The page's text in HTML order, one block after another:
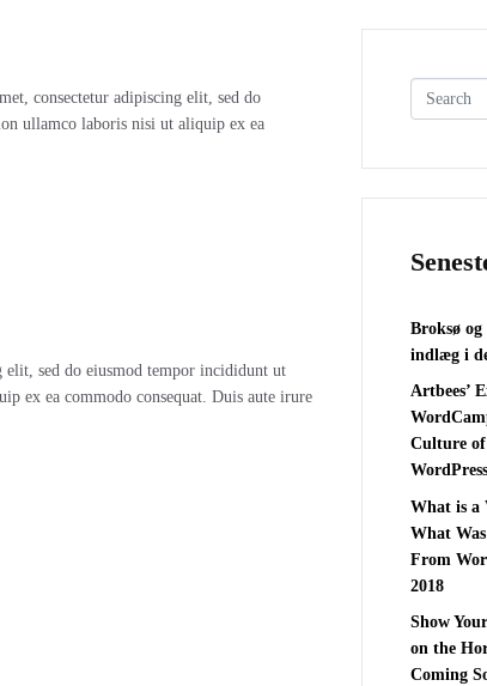
consectetur adipiscing elit, sed do
ullamco laboris nisi ut aliquip ex ea
elit, sed do eiusmod tempor incididunt ut
ex ea commodo consequat. Duis aute irure
Broksø
indlæg i
Artbees’
Culture
WordPress
What is a
What Was
From
2018
Show
on the
Coming